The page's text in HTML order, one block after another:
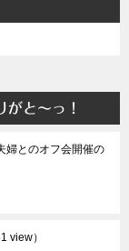
と～っ！
とのオフ会開催の
view）